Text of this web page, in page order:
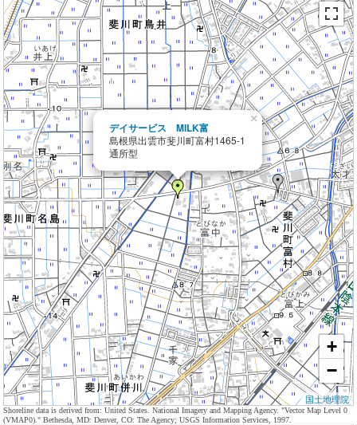
デイサービス MILK富
島根県出雲市斐川町富村1465-1
通所型
×
+
−
国土地理院
Shoreline data is derived from: United States. National Imagery and Mapping Agency. "Vector Map Level 0
(VMAP0)." Bethesda, MD: Denver, CO: The Agency; USGS Information Services, 1997.